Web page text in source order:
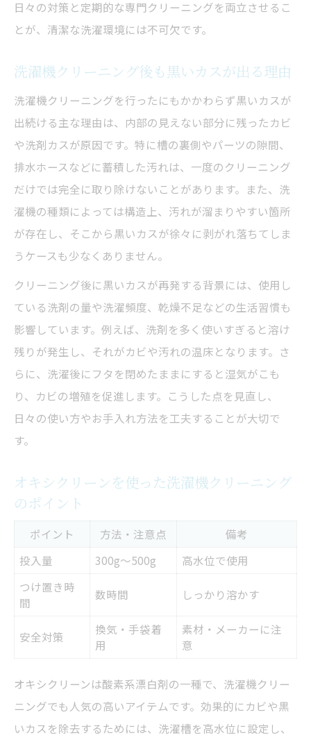
日々の対策と定期的な専門クリーニングを両立させるこ
とが、清潔な洗濯環境には不可欠です。
洗濯機クリーニング後も黒いカスが出る理由
洗濯機クリーニングを行ったにもかかわらず黒いカスが
出続ける主な理由は、内部の見えない部分に残ったカビ
や洗剤カスが原因です。特に槽の裏側やパーツの隙間、
排水ホースなどに蓄積した汚れは、一度のクリーニング
だけでは完全に取り除けないことがあります。また、洗
濯機の種類によっては構造上、汚れが溜まりやすい箇所
が存在し、そこから黒いカスが徐々に剥がれ落ちてしま
うケースも少なくありません。
クリーニング後に黒いカスが再発する背景には、使用し
ている洗剤の量や洗濯頻度、乾燥不足などの生活習慣も
影響しています。例えば、洗剤を多く使いすぎると溶け
残りが発生し、それがカビや汚れの温床となります。さ
らに、洗濯後にフタを閉めたままにすると湿気がこも
り、カビの増殖を促進します。こうした点を見直し、
日々の使い方やお手入れ方法を工夫することが大切で
す。
オキシクリーンを使った洗濯機クリーニング
のポイント
ポイント 方法・注意点
備考
投入量
300g〜500g
高水位で使用
つけ置き時
間
数時間 しっかり溶かす
安全対策
換気・手袋着
用
素材・メーカーに注
意
オキシクリーンは酸素系漂白剤の一種で、洗濯機クリー
ニングでも人気の高いアイテムです。効果的にカビや黒
いカスを除去するためには、洗濯槽を高水位に設定し、